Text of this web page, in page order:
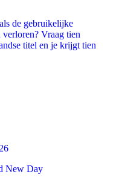
de gebruikelijke
Vraag tien
titel en je krijgt tien
New Day